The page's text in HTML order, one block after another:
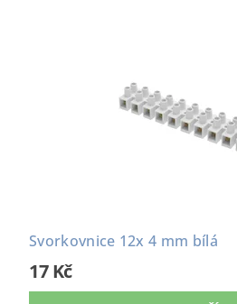
Svorkovnice 12x 4 mm bílá
17 Kč